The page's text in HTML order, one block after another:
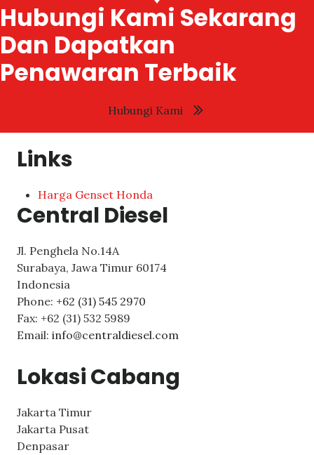
Hubungi Kami Sekarang
Dan Dapatkan
Penawaran Terbaik
Hubungi Kami
Links
Harga Genset Honda
Central Diesel
Jl. Penghela No.14A
Surabaya, Jawa Timur 60174
Indonesia
Phone: +62 (31) 545 2970
Fax: +62 (31) 532 5989
Email: info@centraldiesel.com
Lokasi Cabang
Jakarta Timur
Jakarta Pusat
Denpasar